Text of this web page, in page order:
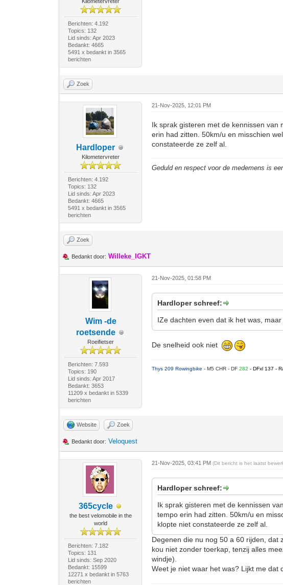
Berichten: 4.192
Topics: 132
Lid sinds: Apr 2023
Bedankt: 4665
5491 x bedankt in 3565
berichten
Zoek
Hardloper
Kilometervreter
Berichten: 4.192
Topics: 132
Lid sinds: Apr 2023
Bedankt: 4665
5491 x bedankt in 3565
berichten
21-Nov-2025, 12:01 PM
Ik sprak gisteren met de kennissen
erin had zitten. 50km/u en misschien
constateerde ze zelf al.
Geduld en respect voor de medemens is
Zoek
Bedankt door: Willeke_IGKT
Wim -de
roetsende
Roeifietser
Berichten: 7.593
Topics: 190
Lid sinds: Apr 2017
Bedankt: 3653
11209 x bedankt in 5339
berichten
21-Nov-2025, 01:58 PM
Hardloper schreef:
IZe dachten even dat ik het was,
De snelheid ook niet
Thys 209 Rowingbike- M5 CHR - DF282- DFxl 137 -
Website Zoek
Bedankt door: Veloquest
365cycle
the best velomobile in the
world
Berichten: 7.182
Topics: 131
Lid sinds: Sep 2020
Bedankt: 15599
12271 x bedankt in 5763
berichten
21-Nov-2025, 03:41 PM(Dit bericht is het laatst
Hardloper schreef:
Ik sprak gisteren met de kennissen
tempo erin had zitten. 50km/u en
klopte niet constateerde ze zelf al.
Degenen die nu nog 50 a 60 rijden, dat
kou niet zonder toerkap, tenzij alles
windje).
Weet je niet waar het was? Lijkt me